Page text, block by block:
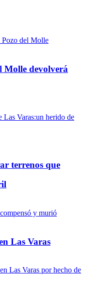
Molle devolverá
terrenos que
Las Varas